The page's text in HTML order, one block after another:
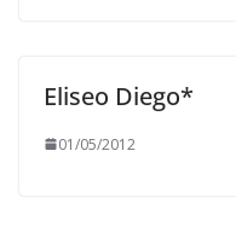
Eliseo Diego*
01/05/2012